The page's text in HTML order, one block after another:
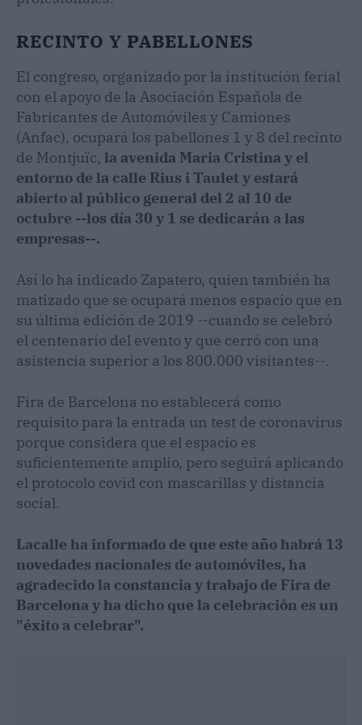
RECINTO Y PABELLONES
El congreso, organizado por la institución ferial
con el apoyo de la Asociación Española de
Fabricantes de Automóviles y Camiones
(Anfac), ocupará los pabellones 1 y 8 del recinto
de Montjuïc, la avenida Maria Cristina y el
entorno de la calle Rius i Taulet y estará
abierto al público general del 2 al 10 de
octubre --los día 30 y 1 se dedicarán a las
empresas--.
Así lo ha indicado Zapatero, quien también ha
matizado que se ocupará menos espacio que en
su última edición de 2019 --cuando se celebró
el centenario del evento y que cerró con una
asistencia superior a los 800.000 visitantes--.
Fira de Barcelona no establecerá como
requisito para la entrada un test de coronavirus
porque considera que el espacio es
suficientemente amplio, pero seguirá aplicando
el protocolo covid con mascarillas y distancia
social.
Lacalle ha informado de que este año habrá 13
novedades nacionales de automóviles, ha
agradecido la constancia y trabajo de Fira de
Barcelona y ha dicho que la celebración es un
"éxito a celebrar".